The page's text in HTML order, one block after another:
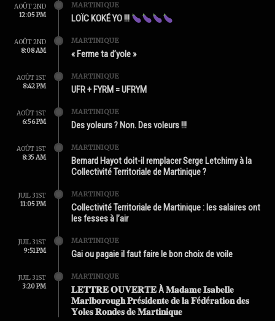
AOÛT 2ND
12:05 PM
MARTINIQUE
LOÏC KOKÉ YO !!!
AOÛT 2ND
8:08 AM
MARTINIQUE
« Ferme ta d’yole »
AOÛT 1ST
8:42 PM
MARTINIQUE
UFR + FYRM = UFRYM
AOÛT 1ST
6:56 PM
MARTINIQUE
Des yoleurs ? Non. Des voleurs !!!
AOÛT 1ST
8:35 AM
MARTINIQUE
Bernard Hayot doit-il remplacer Serge Letchimy à la
Collectivité Territoriale de Martinique ?
JUIL 31ST
11:05 PM
MARTINIQUE
Collectivité Territoriale de Martinique : les salaires ont
les fesses à l’air
JUIL 31ST
9:51 PM
MARTINIQUE
Gai ou pagaie il faut faire le bon choix de voile
JUIL 31ST
3:20 PM
MARTINIQUE
𝐋𝐄𝐓𝐓𝐑𝐄 𝐎𝐔𝐕𝐄𝐑𝐓𝐄 À 𝐌𝐚𝐝𝐚𝐦𝐞 𝐈𝐬𝐚𝐛𝐞𝐥𝐥𝐞
𝐌𝐚𝐫𝐥𝐛𝐨𝐫𝐨𝐮𝐠𝐡 𝐏𝐫é𝐬𝐢𝐝𝐞𝐧𝐭𝐞 𝐝𝐞 𝐥𝐚 𝐅é𝐝é𝐫𝐚𝐭𝐢𝐨𝐧 𝐝𝐞𝐬
𝐘𝐨𝐥𝐞𝐬 𝐑𝐨𝐧𝐝𝐞𝐬 𝐝𝐞 𝐌𝐚𝐫𝐭𝐢𝐧𝐢𝐪𝐮𝐞